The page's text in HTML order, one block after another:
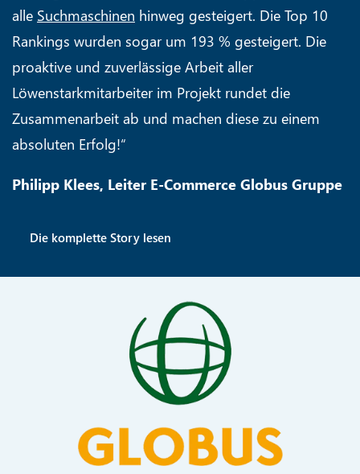
alle Suchmaschinen hinweg gesteigert. Die Top 10
Rankings wurden sogar um 193 % gesteigert. Die
proaktive und zuverlässige Arbeit aller
Löwenstarkmitarbeiter im Projekt rundet die
Zusammenarbeit ab und machen diese zu einem
absoluten Erfolg!“
Philipp Klees, Leiter E-Commerce Globus Gruppe
Die komplette Story lesen